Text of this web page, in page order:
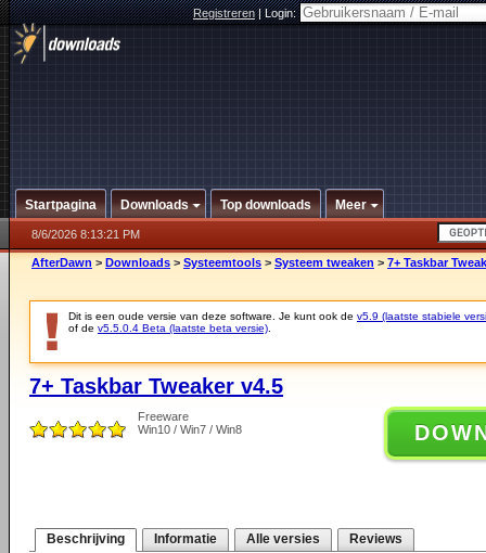
Registreren|Login:
Startpagina Downloads Top downloads Meer
8/6/2026 8:13:21 PM
AfterDawn > Downloads > Systeemtools > Systeem tweaken > 7+ Taskbar
Dit is een oude versie van deze software. Je kunt ook de v5.9 (laatste stabiele
of de v5.5.0.4 Beta (laatste beta versie)
7+ Taskbar Tweaker v4.5
Freeware
Win10 / Win7 / Win8
Beschrijving Informatie Alle versies Reviews